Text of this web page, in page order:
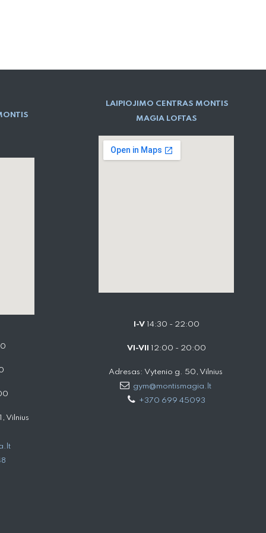
Vilnius
LAIPIOJIMO CENTRAS MONTIS
MAGIA LOFTAS
I-V14:30 - 22:00
VI-VII 12:00 - 20:00
Adresas: Vytenio g. 50, Vilnius
gym@montismagia.lt
+370 699 45093